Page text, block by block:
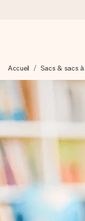
Nous préparons
4,9 (sur la
Nos cadeaux sont
Carte de vœux
Créez quelque
Accueil Sacs & sacs à